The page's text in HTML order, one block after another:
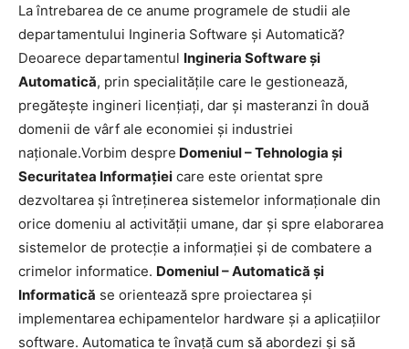
La întrebarea de ce anume programele de studii ale
departamentului Ingineria Software și Automatică?
Deoarece departamentul Ingineria Software și
Automatică, prin specialitățile care le gestionează,
pregătește ingineri licențiați, dar și masteranzi în două
domenii de vârf ale economiei și industriei
naționale.Vorbim despre Domeniul – Tehnologia și
Securitatea Informației care este orientat spre
dezvoltarea și întreținerea sistemelor informaționale din
orice domeniu al activității umane, dar și spre elaborarea
sistemelor de protecție a informației și de combatere a
crimelor informatice. Domeniul – Automatică și
Informatică se orientează spre proiectarea și
implementarea echipamentelor hardware și a aplicațiilor
software. Automatica te învață cum să abordezi și să